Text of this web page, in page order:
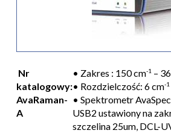
Nr
katalogowy:
AvaRaman-
A
• Zakres : 150 cm-1 –
• Rozdzielczość: 6 cm-1
• Spektrometr
USB2 ustawiony na
szczelina 25um, DCL-